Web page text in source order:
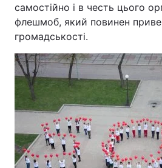
самостійно і в честь цього
флешмоб, який повинен
громадськості.